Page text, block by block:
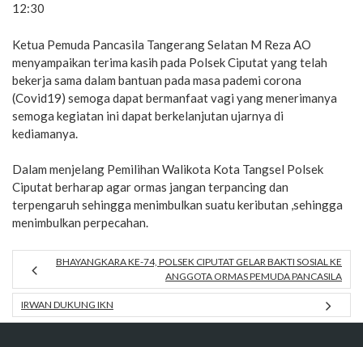
12:30
Ketua Pemuda Pancasila Tangerang Selatan M Reza AO
menyampaikan terima kasih pada Polsek Ciputat yang telah
bekerja sama dalam bantuan pada masa pademi corona
(Covid19) semoga dapat bermanfaat vagi yang menerimanya
semoga kegiatan ini dapat berkelanjutan ujarnya di
kediamanya.
Dalam menjelang Pemilihan Walikota Kota Tangsel Polsek
Ciputat berharap agar ormas jangan terpancing dan
terpengaruh sehingga menimbulkan suatu keributan ,sehingga
menimbulkan perpecahan.
BHAYANGKARA KE-74, POLSEK CIPUTAT GELAR BAKTI SOSIAL KE
ANGGOTA ORMAS PEMUDA PANCASILA
IRWAN DUKUNG IKN